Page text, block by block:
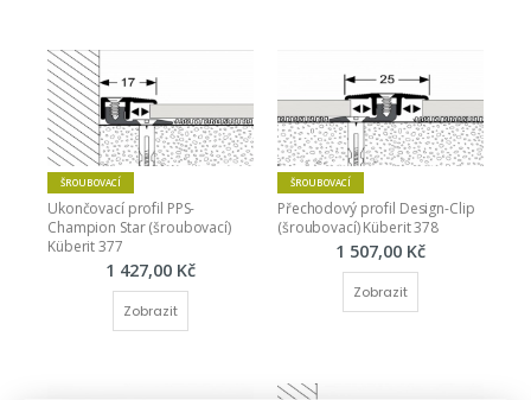
ŠROUBOVACÍ
Ukončovací profil PPS-
Champion Star (šroubovací)
Küberit 377
1 427,00 Kč
Zobrazit
ŠROUBOVACÍ
Přechodový profil Design-Clip
(šroubovací) Küberit 378
1 507,00 Kč
Zobrazit